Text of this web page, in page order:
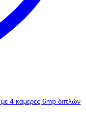
4 κάμερες 6mp διπλών